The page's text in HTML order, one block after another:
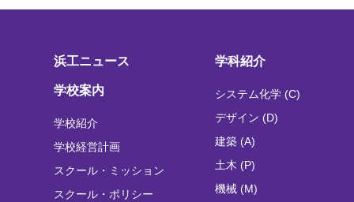
浜工ニュース
学校案内
学校紹介
学校経営計画
スクール・ミッション
スクール・ポリシー
学科紹介
システム化学 (C)
デザイン (D)
建築 (A)
土木 (P)
機械 (M)